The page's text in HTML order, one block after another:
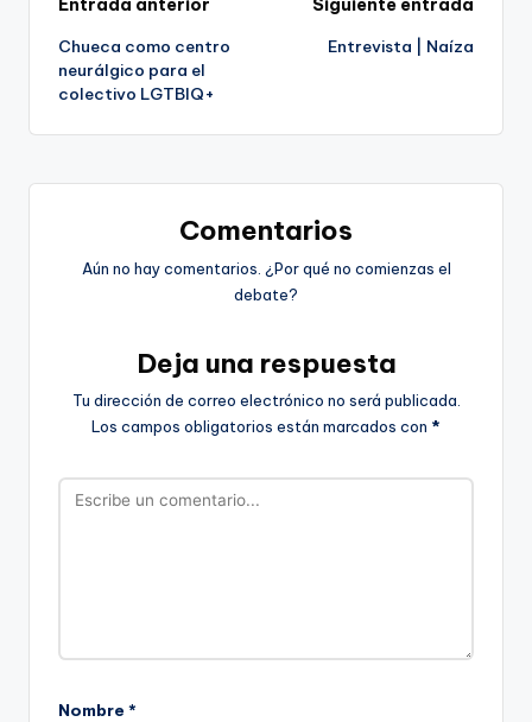
Navegación
de
entradas
Entrada anterior
Chueca como centro
neurálgico para el
colectivo LGTBIQ+
Siguiente entrada
Entrevista | Naíza
Comentarios
Aún no hay comentarios. ¿Por qué no comienzas el
debate?
Deja una respuesta
Tu dirección de correo electrónico no será publicada.
Los campos obligatorios están marcados con *
Nombre *